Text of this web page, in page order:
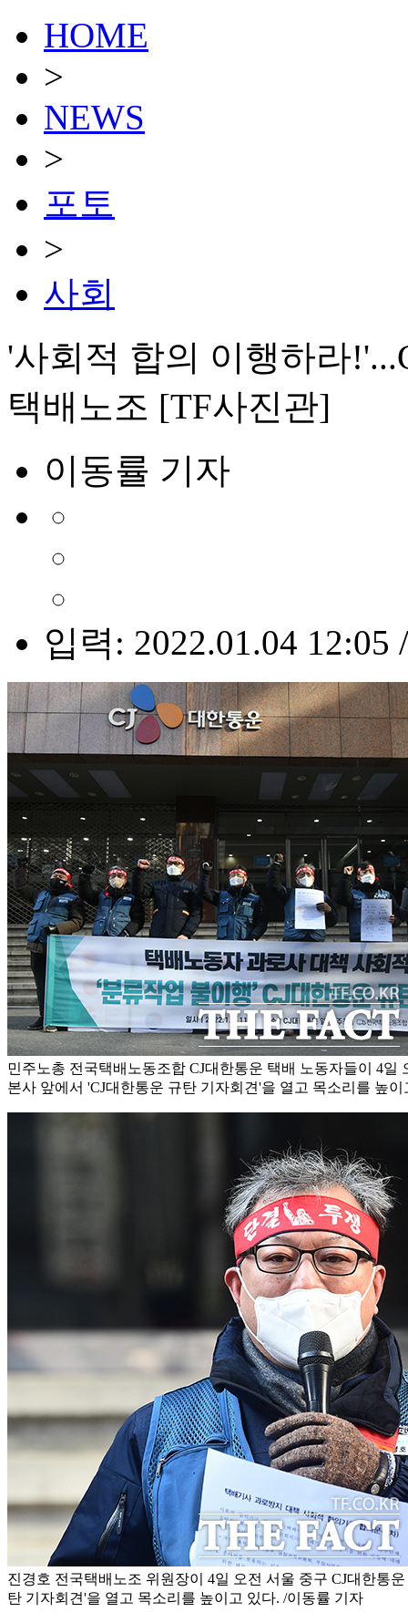
HOME
>
NEWS
>
포토
>
사회
'사회적 합의 이행하라
택배노조 [TF사진관]
이동률 기자
입력: 2022.01.04 12:05
민주노총 전국택배노동조합 CJ대한통운 택배 노동자들이 4일
본사 앞에서 'CJ대한통운 규탄 기자회견'을 열고 목소리를 높
진경호 전국택배노조 위원장이 4일 오전 서울 중구 CJ대한통
탄 기자회견'을 열고 목소리를 높이고 있다. /이동률 기자